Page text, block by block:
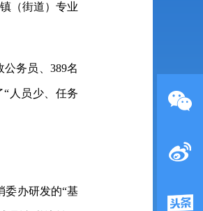
（街道）专业
务员、389名
人员少、任务
委办研发的“基